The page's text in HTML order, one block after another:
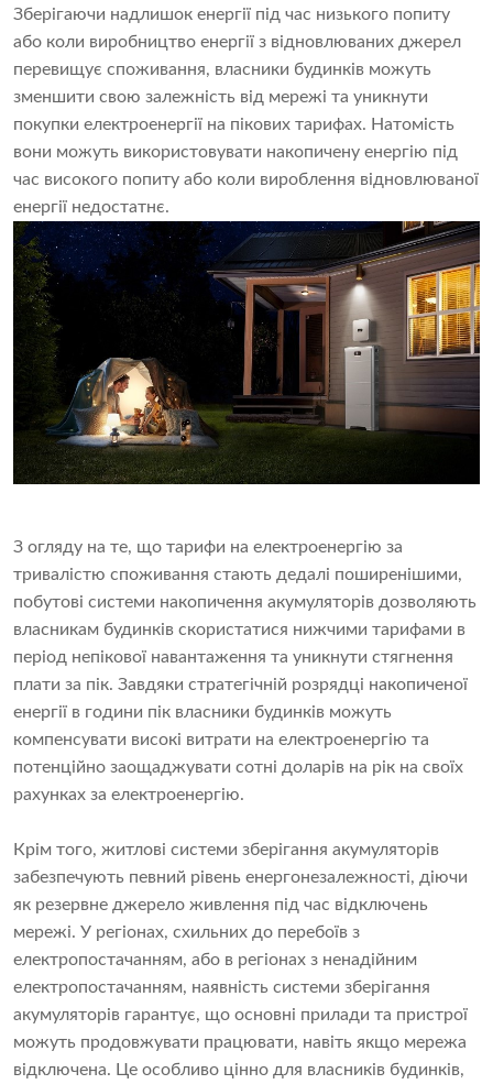
Зберігаючи надлишок енергії під час низького попиту
або коли виробництво енергії з відновлюваних джерел
перевищує споживання, власники будинків можуть
зменшити свою залежність від мережі та уникнути
покупки електроенергії на пікових тарифах. Натомість
вони можуть використовувати накопичену енергію під
час високого попиту або коли вироблення відновлюваної
енергії недостатнє.
З огляду на те, що тарифи на електроенергію за
тривалістю споживання стають дедалі поширенішими,
побутові системи накопичення акумуляторів дозволяють
власникам будинків скористатися нижчими тарифами в
період непікової навантаження та уникнути стягнення
плати за пік. Завдяки стратегічній розрядці накопиченої
енергії в години пік власники будинків можуть
компенсувати високі витрати на електроенергію та
потенційно заощаджувати сотні доларів на рік на своїх
рахунках за електроенергію.
Крім того, житлові системи зберігання акумуляторів
забезпечують певний рівень енергонезалежності, діючи
як резервне джерело живлення під час відключень
мережі. У регіонах, схильних до перебоїв з
електропостачанням, або в регіонах з ненадійним
електропостачанням, наявність системи зберігання
акумуляторів гарантує, що основні прилади та пристрої
можуть продовжувати працювати, навіть якщо мережа
відключена. Це особливо цінно для власників будинків,